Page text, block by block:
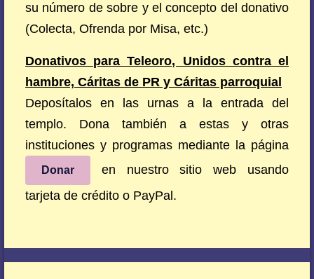
su número de sobre y el concepto del donativo
(Colecta, Ofrenda por Misa, etc.)
Donativos para Teleoro, Unidos contra el
hambre, Cáritas de PR y Cáritas parroquial
Deposítalos en las urnas a la entrada del
templo. Dona también a estas y otras
instituciones y programas mediante la página
Donar
en nuestro sitio web usando
tarjeta de crédito o PayPal.